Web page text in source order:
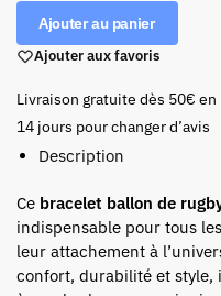
Ajouter au panier
Ajouter aux favoris
Livraison gratuite dès 50€
14 jours pour changer d’avis
Description
Ce bracelet ballon de
indispensable pour tous
leur attachement à
confort, durabilité et style,